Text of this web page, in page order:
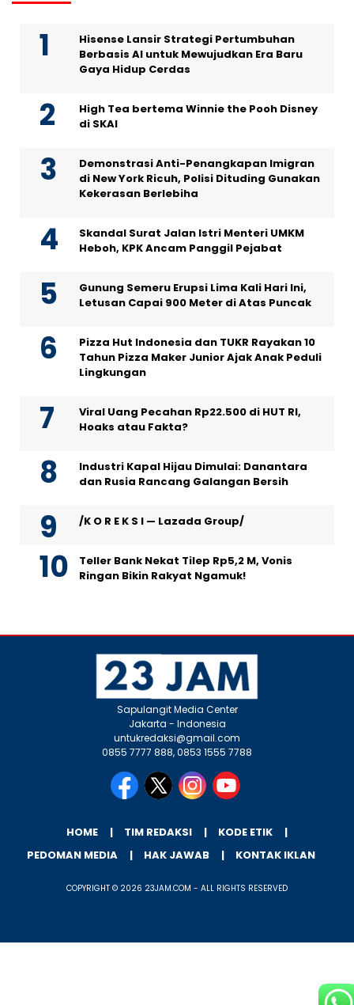
Hisense Lansir Strategi Pertumbuhan
Berbasis AI untuk Mewujudkan Era Baru
Gaya Hidup Cerdas
High Tea bertema Winnie the Pooh Disney
di SKAI
Demonstrasi Anti-Penangkapan Imigran
di New York Ricuh, Polisi Dituding Gunakan
Kekerasan Berlebiha
Skandal Surat Jalan Istri Menteri UMKM
Heboh, KPK Ancam Panggil Pejabat
Gunung Semeru Erupsi Lima Kali Hari Ini,
Letusan Capai 900 Meter di Atas Puncak
Pizza Hut Indonesia dan TUKR Rayakan 10
Tahun Pizza Maker Junior Ajak Anak Peduli
Lingkungan
Viral Uang Pecahan Rp22.500 di HUT RI,
Hoaks atau Fakta?
Industri Kapal Hijau Dimulai: Danantara
dan Rusia Rancang Galangan Bersih
/K O R E K S I — Lazada Group/
Teller Bank Nekat Tilep Rp5,2 M, Vonis
Ringan Bikin Rakyat Ngamuk!
Sapulangit Media Center
Jakarta - Indonesia
untukredaksi@gmail.com
0855 7777 888, 0853 1555 7788
HOME TIM REDAKSI
KODE ETIK
PEDOMAN MEDIA
HAK JAWAB KONTAK IKLAN
COPYRIGHT © 2026 23JAM.COM - ALL RIGHTS RESERVED